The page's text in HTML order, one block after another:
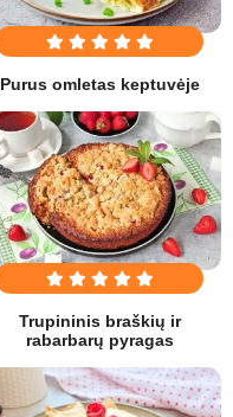
Purus omletas keptuvėje
Trupininis braškių ir
rabarbarų pyragas